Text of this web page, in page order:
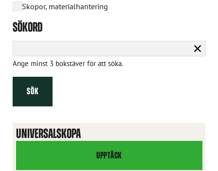
Skopor, materialhantering
SÖKORD
Rensa
Ange minst 3 bokstäver för att söka.
SÖK
UNIVERSALSKOPA
UPPTÄCK
UNIVERSALSKOPA